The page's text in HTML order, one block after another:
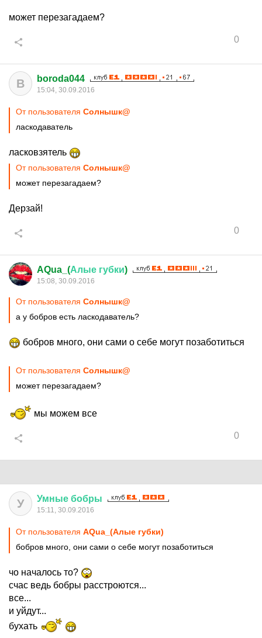
может перезагадаем?
0
B boroda044
15:04, 30.09.2016
От пользователя Cолнышк@
ласкодаватель
ласковзятель
От пользователя Cолнышк@
может перезагадаем?
Дерзай!
0
AQua_(Алые губки)
15:08, 30.09.2016
От пользователя Cолнышк@
а у бобров есть ласкодаватель?
бобров много, они сами о себе могут позаботиться
От пользователя Cолнышк@
может перезагадаем?
мы можем все
0
У Умные бобры
15:11, 30.09.2016
От пользователя AQua_(Алые губки)
бобров много, они сами о себе могут позаботиться
чо началось то?
счас ведь бобры расстроются...
все...
и уйдут...
бухать